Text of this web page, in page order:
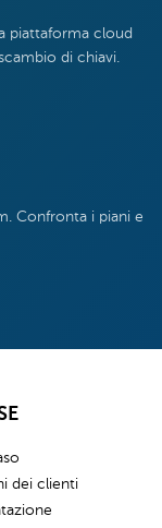
piattaforma cloud
di chiavi.
Confronta i piani e
dei clienti